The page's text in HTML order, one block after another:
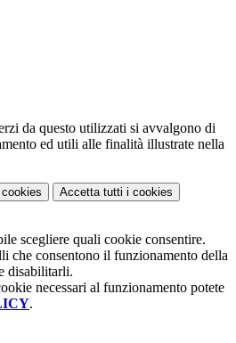
da questo utilizzati si avvalgono di
ed utili alle finalità illustrate nella
Accetta tutti i cookies
scegliere quali cookie consentire.
che consentono il funzionamento della
disabilitarli.
necessari al funzionamento potete
.